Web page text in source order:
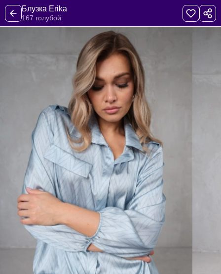
Блузка Erika
167 голубой